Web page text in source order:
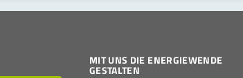
MIT UNS DIE ENERGIEWENDE
GESTALTEN